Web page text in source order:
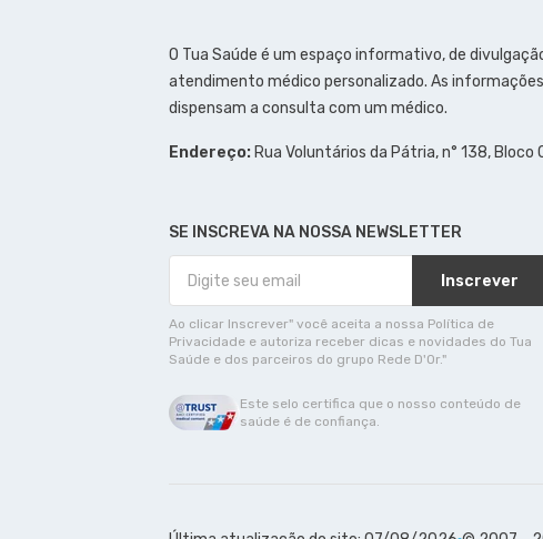
O Tua Saúde é um espaço informativo, de
atendimento médico personalizado. As
dispensam a consulta com um médico.
Endereço: Rua Voluntários da Pátria, n° 138,
SE INSCREVA NA NOSSA NEWSLETTER
Inscrever
Ao clicar Inscrever" você aceita a nossa Política de
Privacidade e autoriza receber dicas e novidades do Tua
Saúde e dos parceiros do grupo Rede D'Or."
Este selo certifica que o nosso conteúdo de
saúde é de confiança.